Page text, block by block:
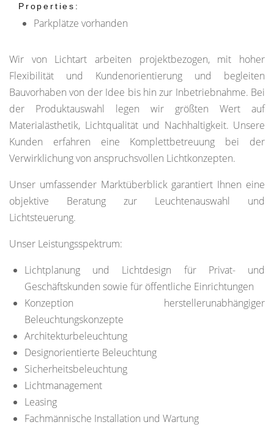
Properties:
Parkplätze vorhanden
Wir von Lichtart arbeiten projektbezogen, mit hoher
Flexibilität und Kundenorientierung und begleiten
Bauvorhaben von der Idee bis hin zur Inbetriebnahme. Bei
der Produktauswahl legen wir größten Wert auf
Materialästhetik, Lichtqualität und Nachhaltigkeit. Unsere
Kunden erfahren eine Komplettbetreuung bei der
Verwirklichung von anspruchsvollen Lichtkonzepten.
Unser umfassender Marktüberblick garantiert Ihnen eine
objektive Beratung zur Leuchtenauswahl und
Lichtsteuerung.
Unser Leistungsspektrum:
Lichtplanung und Lichtdesign für Privat- und
Geschäftskunden sowie für öffentliche Einrichtungen
Konzeption herstellerunabhängiger
Beleuchtungskonzepte
Architekturbeleuchtung
Designorientierte Beleuchtung
Sicherheitsbeleuchtung
Lichtmanagement
Leasing
Fachmännische Installation und Wartung